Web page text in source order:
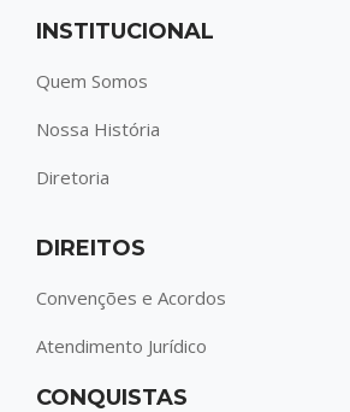
INSTITUCIONAL
Quem Somos
Nossa História
Diretoria
DIREITOS
Convenções e Acordos
Atendimento Jurídico
CONQUISTAS